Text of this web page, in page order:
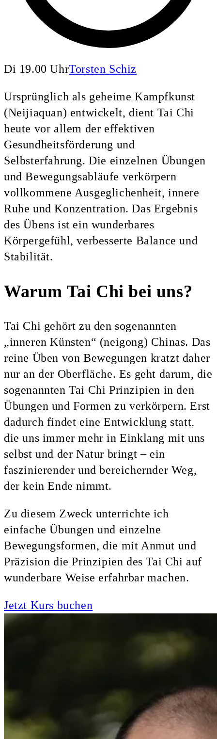
Di 19.00 UhrTorsten Schiz
Ursprünglich als geheime Kampfkunst
(Neijiaquan) entwickelt, dient Tai Chi
heute vor allem der effektiven
Gesundheitsförderung und
Selbsterfahrung. Die einzelnen Übungen
und Bewegungsabläufe verkörpern
vollkommene Ausgeglichenheit, innere
Ruhe und Konzentration. Das Ergebnis
des Übens ist ein wunderbares
Körpergefühl, verbesserte Balance und
Stabilität.
Warum Tai Chi bei uns?
Tai Chi gehört zu den sogenannten
„inneren Künsten“ (neigong) Chinas. Das
reine Üben von Bewegungen kratzt daher
nur an der Oberfläche. Es geht darum, die
sogenannten Tai Chi Prinzipien in den
Übungen und Formen zu verkörpern. Erst
dadurch findet eine Entwicklung statt,
die uns immer mehr in Einklang mit uns
selbst und der Natur bringt – ein
faszinierender und bereichernder Weg,
der kein Ende nimmt.
Zu diesem Zweck unterrichte ich
einfache Übungen und einzelne
Bewegungsformen, die mit Anmut und
Präzision die Prinzipien des Tai Chi auf
wunderbare Weise erfahrbar machen.
Jetzt Kurs buchen